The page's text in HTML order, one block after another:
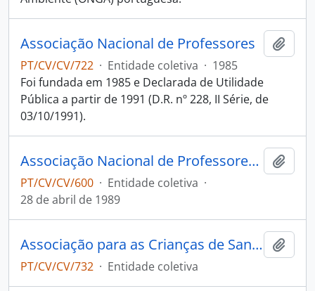
Associação Nacional de Professores
PT/CV/CV/722 · Entidade coletiva · 1985
Foi fundada em 1985 e Declarada de Utilidade
Pública a partir de 1991 (D.R. nº 228, II Série, de
03/10/1991).
Associação Nacional de Professores de Electrotecnia e Electrónica
PT/CV/CV/600 · Entidade coletiva ·
28 de abril de 1989
Associação para as Crianças de Santa Maria
PT/CV/CV/732 · Entidade coletiva